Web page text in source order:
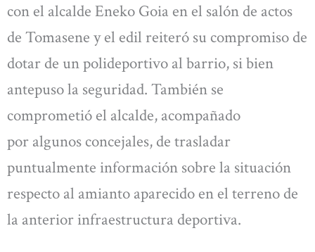
con el alcalde Eneko Goia en el salón de actos
de Tomasene y el edil reiteró su compromiso de
dotar de un polideportivo al barrio, si bien
antepuso la seguridad. También se
comprometió el alcalde, acompañado
por algunos concejales, de trasladar
puntualmente información sobre la situación
respecto al amianto aparecido en el terreno de
la anterior infraestructura deportiva.